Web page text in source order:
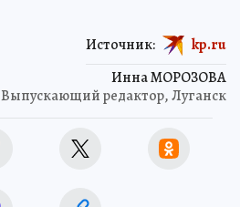
Инна МОРОЗОВА
Выпускающий редактор, Луганск
Источник: kp.ru